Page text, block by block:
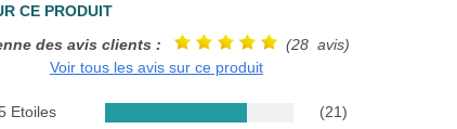
CE PRODUIT
des avis clients :
(28 avis)
Voir tous les avis sur ce produit
Etoiles
(21)